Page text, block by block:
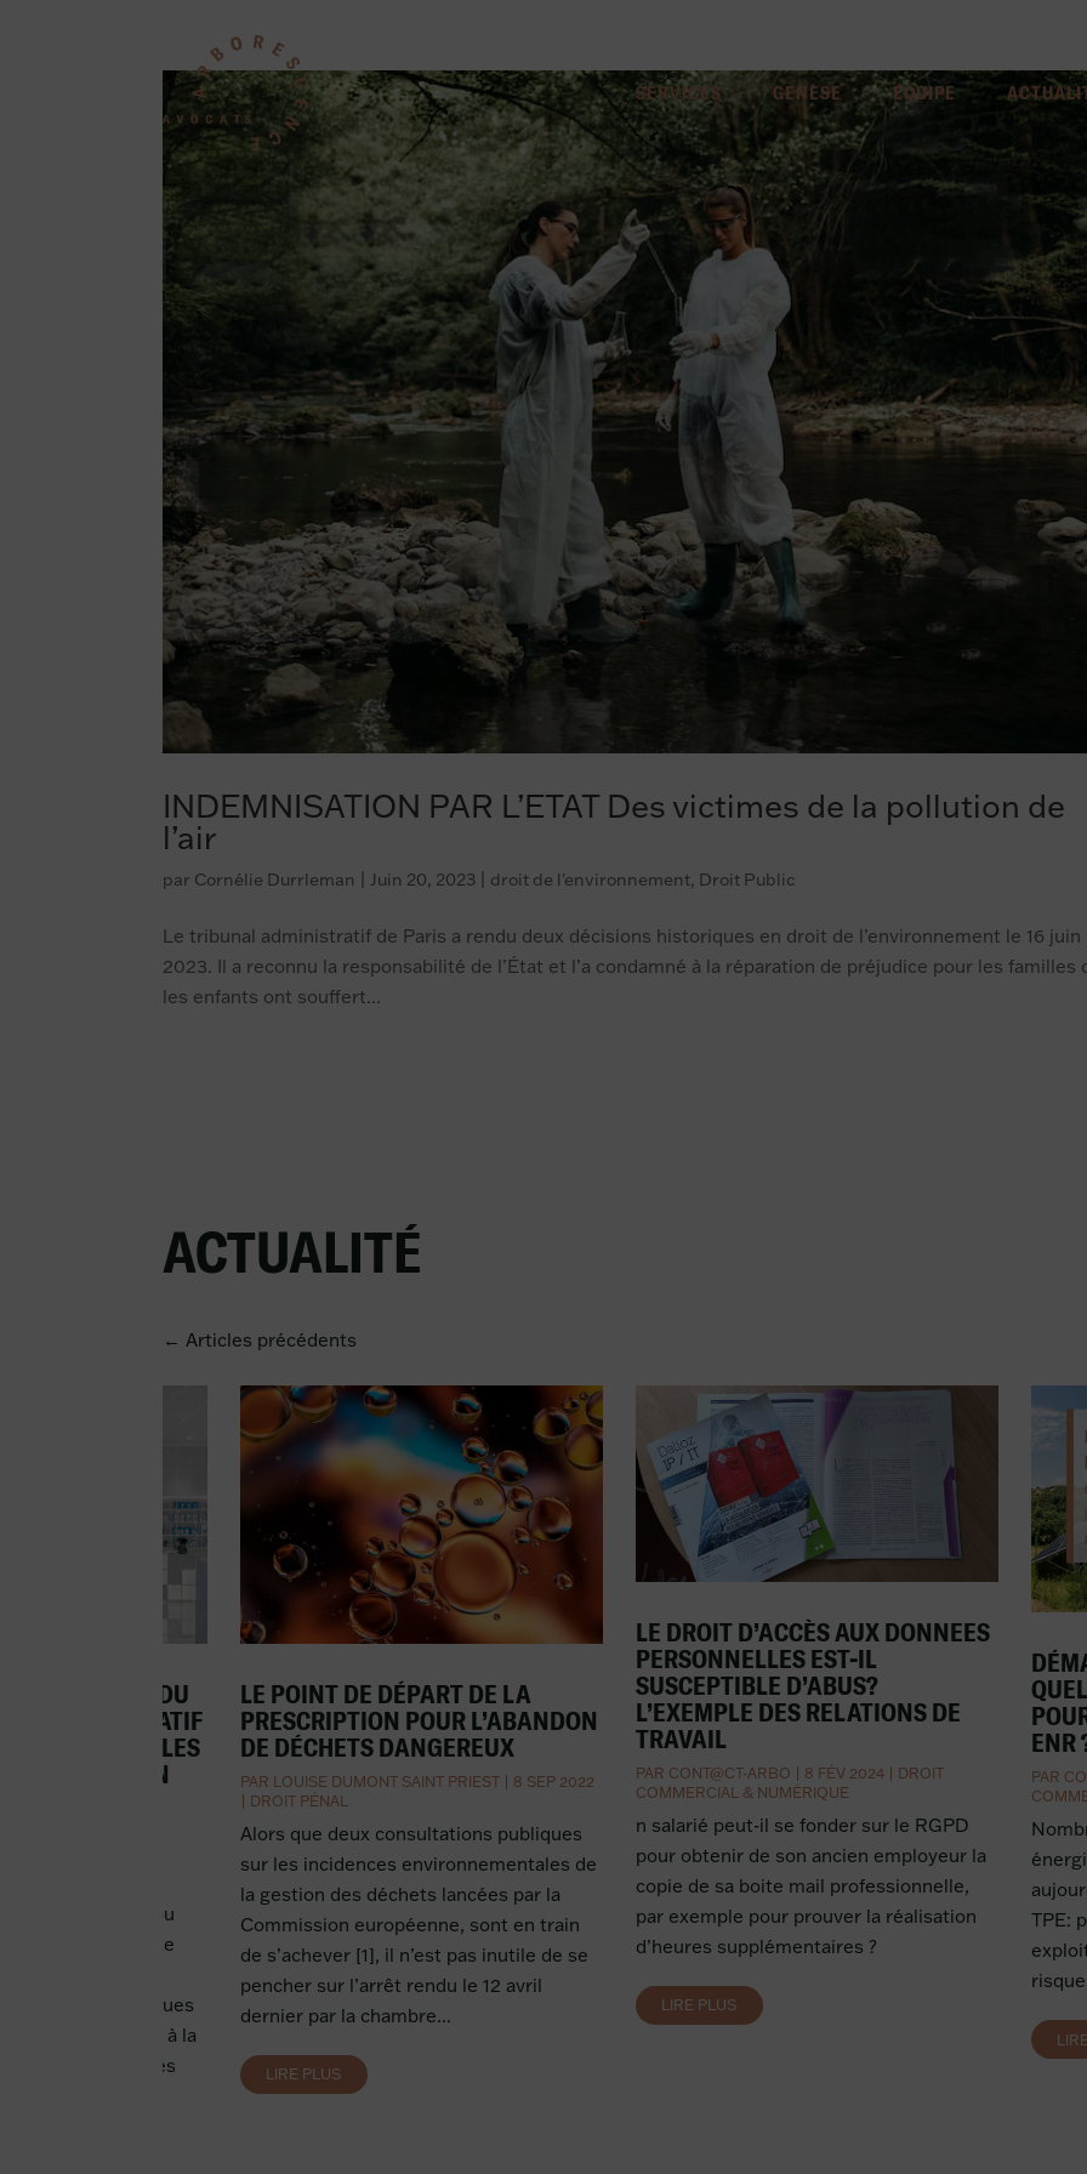
SERVICES GENÈSE ÉQUIPE
INDEMNISATION PAR L’ETAT Des victimes de la pollution de
l’air
par Cornélie Durrleman |Juin 20, 2023 droit de l'environnement, Droit Public
Le tribunal administratif de Paris a rendu deux décisions historiques en droit de l’environnement le 16 juin
2023. Il a reconnu la responsabilité de l’État et l’a condamné à la réparation de préjudice pour les familles
les enfants ont souffert...
ACTUALITÉ
← Articles précédents
PUBLICATION DU
2022 RELATIF
DES NOUVELLES
ses produits ou
ou un site
obligations issues
1247 relative à la
pour les
LE POINT DE DÉPART DE LA
PRESCRIPTION POUR L’ABANDON
DE DÉCHETS DANGEREUX
PAR LOUISE DUMONT SAINT PRIEST| 8 SEP 2022
| DROIT PÉNAL
Alors que deux consultations publiques
sur les incidences environnementales de
la gestion des déchets lancées par la
Commission européenne, sont en train
de s’achever [1], il n’est pas inutile de se
pencher sur l’arrêt rendu le 12 avril
dernier par la chambre...
LIRE PLUS
LE DROIT D’ACCÈS AUX DONNEES
PERSONNELLES EST-IL
SUSCEPTIBLE D’ABUS?
L’EXEMPLE DES RELATIONS DE
TRAVAIL
PAR CONT@CT-ARBO | 8 FÉV 2024| DROIT
COMMERCIAL & NUMÉRIQUE
n salarié peut-il se fonder sur le RGPD
pour obtenir de son ancien employeur la
copie de sa boite mail professionnelle,
par exemple pour prouver la réalisation
d’heures supplémentaires ?
LIRE PLUS
ENR
PAR
TPE: